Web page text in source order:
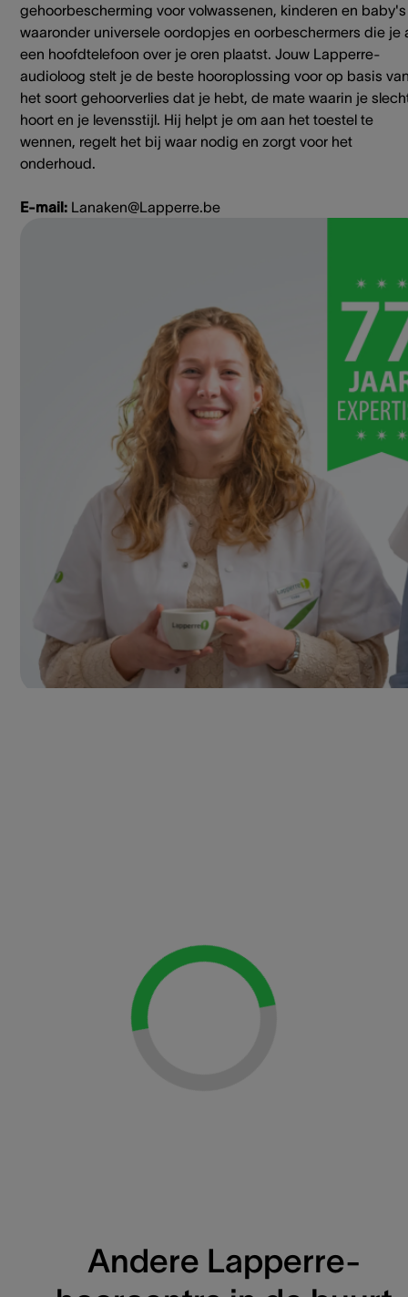
gehoorbescherming voor volwassenen, kinderen en baby's
waaronder universele oordopjes en oorbeschermers die je
een hoofdtelefoon over je oren plaatst. Jouw Lapperre-
audioloog stelt je de beste hooroplossing voor op basis
het soort gehoorverlies dat je hebt, de mate waarin je
hoort en je levensstijl. Hij helpt je om aan het toestel te
wennen, regelt het bij waar nodig en zorgt voor het
onderhoud.
E-mail: Lanaken@Lapperre.be
Loading...
Andere Lapperre-